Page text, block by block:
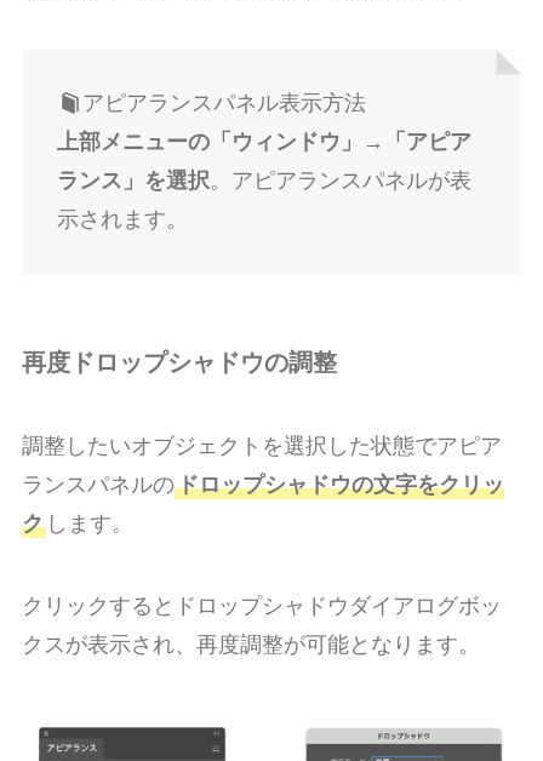
アピアランスパネル表示方法
上部メニューの「ウィンドウ」→「アピア
ランス」を選択。アピアランスパネルが表
示されます。
再度ドロップシャドウの調整
調整したいオブジェクトを選択した状態でアピア
ランスパネルのドロップシャドウの文字をクリッ
クします。
クリックするとドロップシャドウダイアログボッ
クスが表示され、再度調整が可能となります。